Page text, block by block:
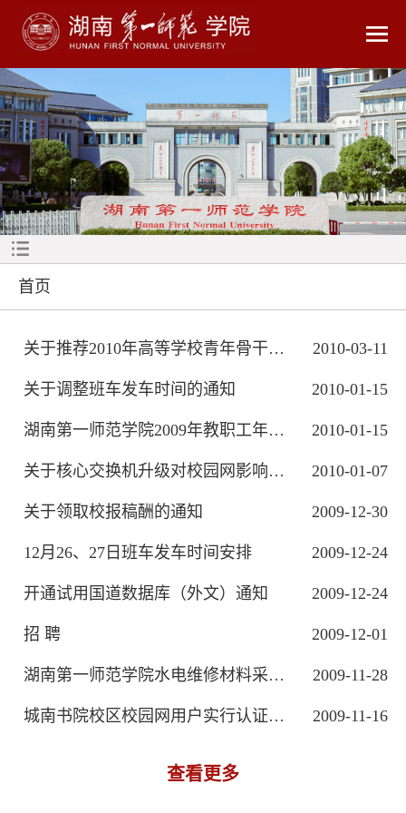
首页
2010-03-11
关于推荐2010年高等学校青年骨干教师国...
2010-01-15
关于调整班车发车时间的通知
2010-01-15
湖南第一师范学院2009年教职工年度考核...
2010-01-07
关于核心交换机升级对校园网影响的通知
2009-12-30
关于领取校报稿酬的通知
2009-12-24
12月26、27日班车发车时间安排
2009-12-24
开通试用国道数据库（外文）通知
2009-12-01
招 聘
2009-11-28
湖南第一师范学院水电维修材料采购邀标公告
2009-11-16
城南书院校区校园网用户实行认证上网的通知
查看更多